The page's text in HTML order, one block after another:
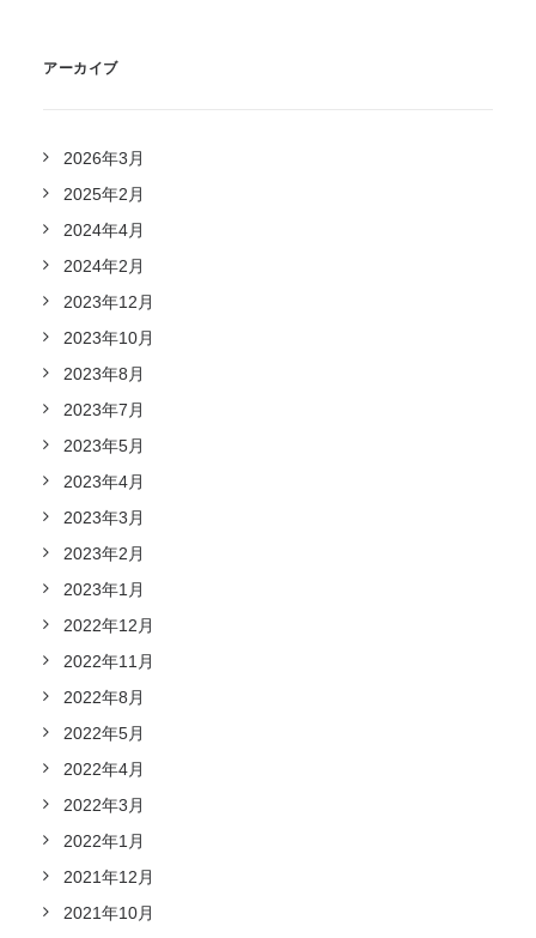
アーカイブ
2026年3月
2025年2月
2024年4月
2024年2月
2023年12月
2023年10月
2023年8月
2023年7月
2023年5月
2023年4月
2023年3月
2023年2月
2023年1月
2022年12月
2022年11月
2022年8月
2022年5月
2022年4月
2022年3月
2022年1月
2021年12月
2021年10月